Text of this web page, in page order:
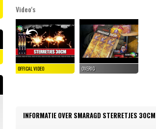
Video's
INFORMATIE OVER SMARAGD STERRETJES 30CM